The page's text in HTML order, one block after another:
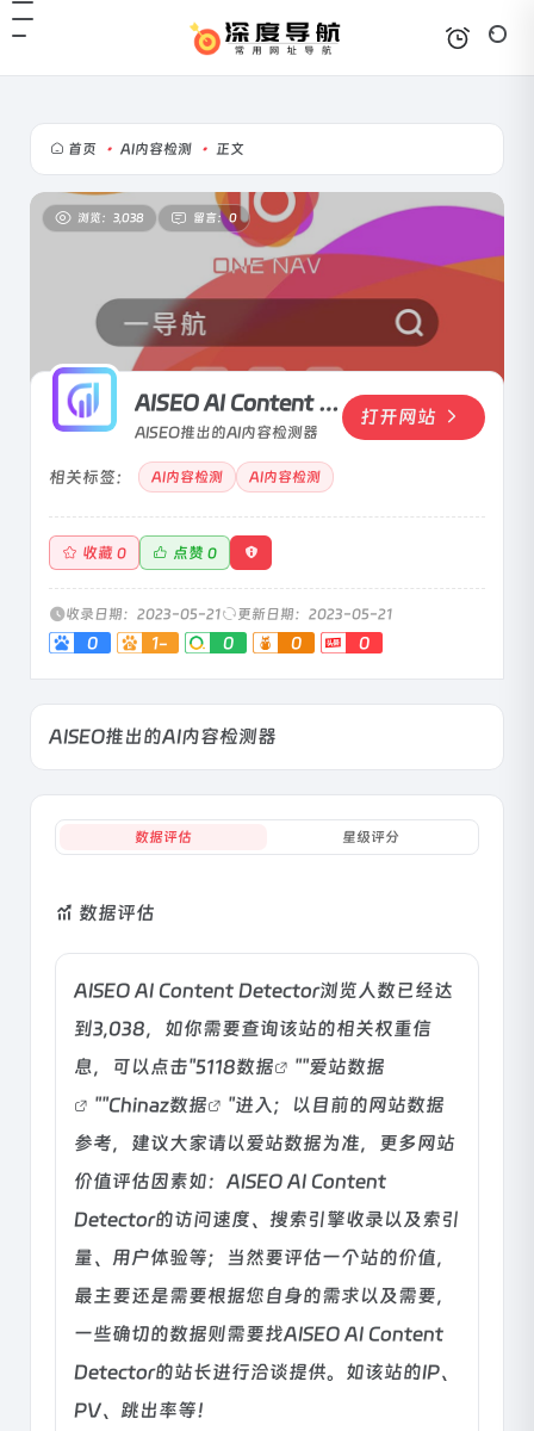
首页 • AI内容检测 • 正文
浏览：3,038 留言：0
AISEO AI Content Detector
AISEO推出的AI内容检测器
打开网站
相关标签： AI内容检测 AI内容检测
收藏 0 点赞 0
收录日期：2023-05-21 更新日期：2023-05-21
0 1- 0 0 0
AISEO推出的AI内容检测器
数据评估 星级评分
数据评估
AISEO AI Content Detector浏览人数已经达
到3,038，如你需要查询该站的相关权重信
息，可以点击"5118数据 ""爱站数据
""Chinaz数据
"进入；以目前的网站数据
参考，建议大家请以爱站数据为准，更多网站
价值评估因素如：AISEO AI Content
Detector的访问速度、搜索引擎收录以及索引
量、用户体验等；当然要评估一个站的价值，
最主要还是需要根据您自身的需求以及需要，
一些确切的数据则需要找AISEO AI Content
Detector的站长进行洽谈提供。如该站的IP、
PV、跳出率等！